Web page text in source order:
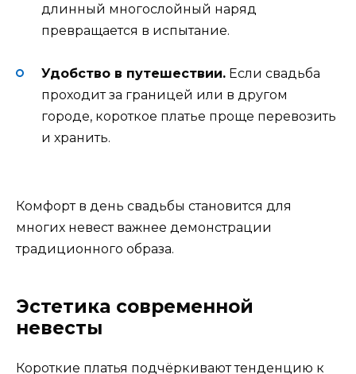
длинный многослойный наряд
превращается в испытание.
Удобство в путешествии. Если свадьба
проходит за границей или в другом
городе, короткое платье проще перевозить
и хранить.
Комфорт в день свадьбы становится для
многих невест важнее демонстрации
традиционного образа.
Эстетика современной
невесты
Короткие платья подчёркивают тенденцию к